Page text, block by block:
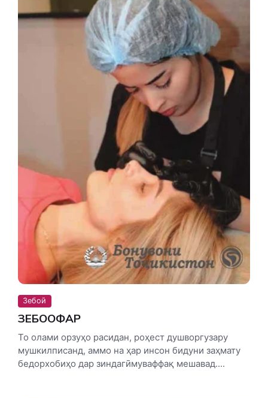
Зебоӣ
ЗЕБООФАР
То олами орзуҳо расидан, роҳест душворгузару
мушкилписанд, аммо на ҳар инсон бидуни заҳмату
бедорхобиҳо дар зиндагӣмуваффақ мешавад....